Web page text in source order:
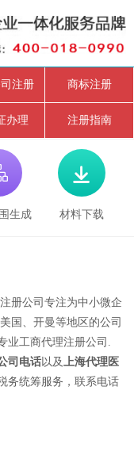
注册 商标注册
办理 注册指南
生成

材料下载
册公司专注为中小微企
国、开曼等地区的公司
业工商代理注册公司.
司电话以及
上海代理医
务统筹服务，联系电话